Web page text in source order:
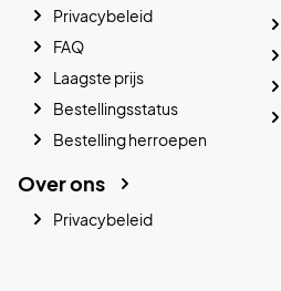
Privacybeleid
FAQ
Laagste prijs
Bestellingsstatus
Bestelling herroepen
Over ons
Privacybeleid